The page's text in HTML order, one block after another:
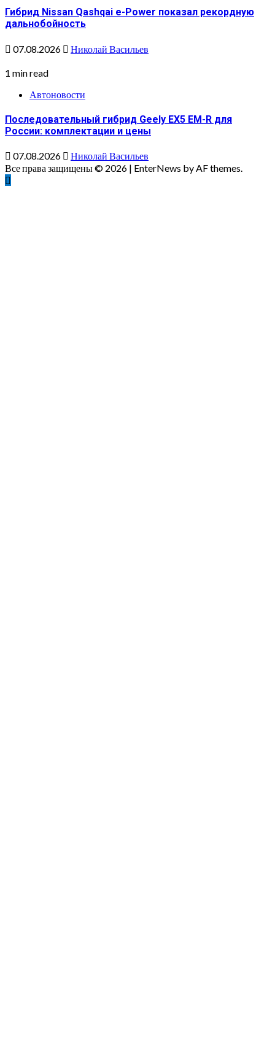
Гибрид Nissan Qashqai e-Power показал рекордную
дальнобойность
07.08.2026 Николай Васильев
1 min read
Автоновости
Последовательный гибрид Geely EX5 EM-R для
России: комплектации и цены
07.08.2026
Николай Васильев
Все права защищены © 2026 | EnterNews by AF themes.